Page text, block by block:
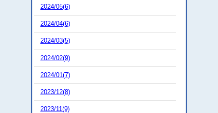
2024/05(6)
2024/04(6)
2024/03(5)
2024/02(9)
2024/01(7)
2023/12(8)
2023/11(9)